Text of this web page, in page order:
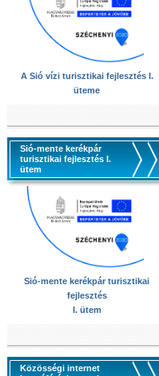
A Sió vízi turisztikai fejlesztés I.
üteme
Sió-mente kerékpár
turisztikai fejlesztés I.
ütem
Sió-mente kerékpár turisztikai
fejlesztés
I. ütem
Közösségi internet